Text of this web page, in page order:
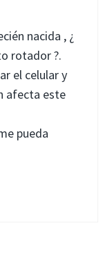
nacida , ¿
rotador ?.
el celular y
afecta este
pueda